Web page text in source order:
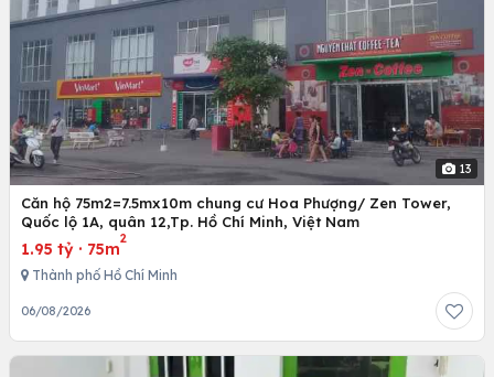
13
Căn hộ 75m2=7.5mx10m chung cư Hoa Phượng/ Zen Tower,
Quốc lộ 1A, quân 12,Tp. Hồ Chí Minh, Việt Nam
1.95 tỷ · 75m
2
Thành phố Hồ Chí Minh
06/08/2026